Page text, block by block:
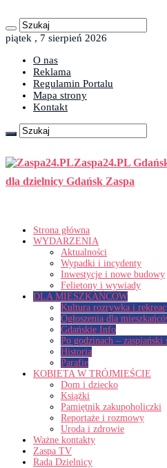
piątek , 7 sierpień 2026
O nas
Reklama
Regulamin Portalu
Mapa strony
Kontakt
Zaspa24.PL
dla dzielnicy Gdańsk Zaspa
Strona główna
WYDARZENIA
Aktualności
Wypadki i incydenty
Inwestycje i nowe budowy
Felietony i wywiady
DLA MIESZKAŃCÓW
Kultura rozrywka i
Ogłoszenia dla
Gdańskie Info
Po godzinach – zaspiański
Historia
Parafie
KOBIETA W TRÓJMIEŚCIE
Dom i dziecko
Książki
Pamiętnik zakupoholiczki
Reportaże i rozmowy
Uroda i zdrowie
Ważne kontakty
Zaspa TV
Rada Dzielnicy